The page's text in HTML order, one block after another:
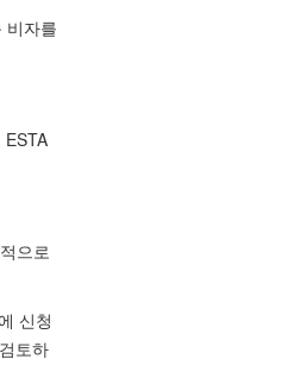
비자를
으로
신청
검토하